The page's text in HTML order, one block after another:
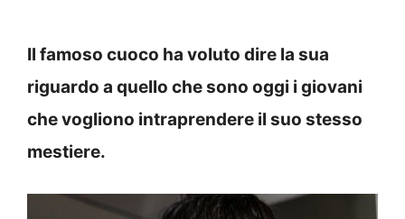
Il famoso cuoco ha voluto dire la sua
riguardo a quello che sono oggi i giovani
che vogliono intraprendere il suo stesso
mestiere.